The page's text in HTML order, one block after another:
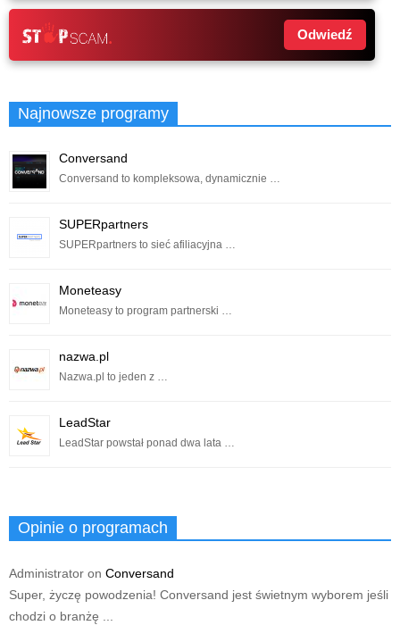
Odwiedź
Najnowsze programy
Conversand
Conversand to kompleksowa, dynamicznie …
SUPERpartners
SUPERpartners to sieć afiliacyjna …
Moneteasy
Moneteasy to program partnerski …
nazwa.pl
Nazwa.pl to jeden z …
LeadStar
LeadStar powstał ponad dwa lata …
Opinie o programach
Administrator on Conversand
Super, życzę powodzenia! Conversand jest świetnym wyborem jeśli
chodzi o branżę ...